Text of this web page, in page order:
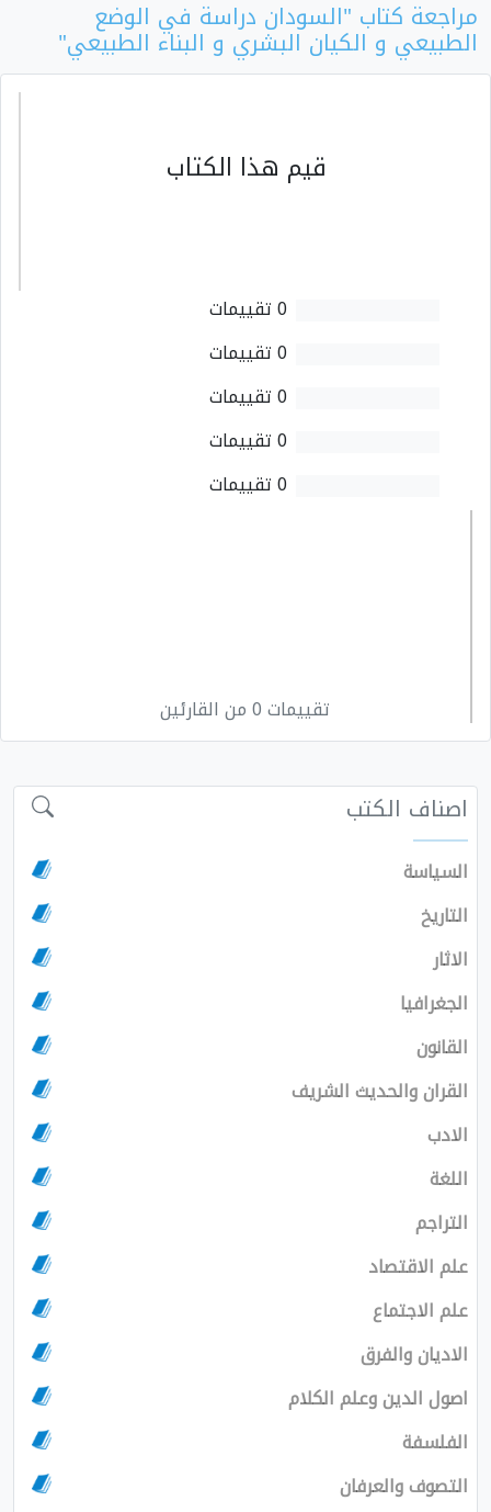
مراجعة كتاب "السودان دراسة في الوضع
الطبيعي و الكيان البشري و البناء الطبيعي"
قيم هذا الكتاب
0 تقييمات
0 تقييمات
0 تقييمات
0 تقييمات
0 تقييمات
تقييمات 0 من القارئين
اصناف الكتب
السياسة
التاريخ
الاثار
الجغرافيا
القانون
القران والحديث الشريف
الادب
اللغة
التراجم
علم الاقتصاد
علم الاجتماع
الاديان والفرق
اصول الدين وعلم الكلام
الفلسفة
التصوف والعرفان